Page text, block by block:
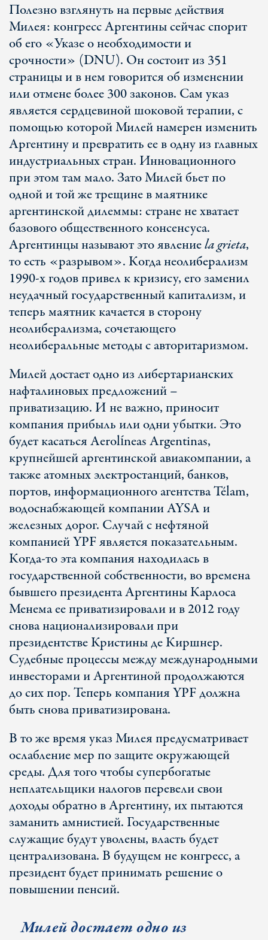
Полезно взглянуть на первые действия
Милея: конгресс Аргентины сейчас спорит
об его «Указе о необходимости и
срочности» (DNU). Он состоит из 351
страницы и в нем говорится об изменении
или отмене более 300 законов. Сам указ
является сердцевиной шоковой терапии, с
помощью которой Милей намерен изменить
Аргентину и превратить ее в одну из главных
индустриальных стран. Инновационного
при этом там мало. Зато Милей бьет по
одной и той же трещине в маятнике
аргентинской дилеммы: стране не хватает
базового общественного консенсуса.
Аргентинцы называют это явлениеla grieta,
то есть «разрывом». Когда неолиберализм
1990-х годов привел к кризису, его заменил
неудачный государственный капитализм, и
теперь маятник качается в сторону
неолиберализма, сочетающего
неолиберальные методы с авторитаризмом.
Милей достает одно из либертарианских
нафталиновых предложений –
приватизацию. И не важно, приносит
компания прибыль или одни убытки. Это
будет касаться Aerolíneas Argentinas,
крупнейшей аргентинской авиакомпании, а
также атомных электростанций, банков,
портов, информационного агентства Télam,
водоснабжающей компании AYSA и
железных дорог. Случай с нефтяной
компанией YPF является показательным.
Когда-то эта компания находилась в
государственной собственности, во времена
бывшего президента Аргентины Карлоса
Менема ее приватизировали и в 2012 году
снова национализировали при
президентстве Кристины де Киршнер.
Судебные процессы между международными
инвесторами и Аргентиной продолжаются
до сих пор. Теперь компания YPF должна
быть снова приватизирована.
В то же время указ Милея предусматривает
ослабление мер по защите окружающей
среды. Для того чтобы супербогатые
неплательщики налогов перевели свои
доходы обратно в Аргентину, их пытаются
заманить амнистией. Государственные
служащие будут уволены, власть будет
централизована. В будущем не конгресс, а
президент будет принимать решение о
повышении пенсий.
Милей достает одно из